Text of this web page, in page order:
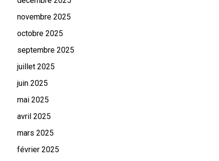
novembre 2025
octobre 2025
septembre 2025
juillet 2025
juin 2025
mai 2025
avril 2025
mars 2025
février 2025